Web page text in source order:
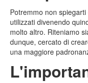
Potremmo non
utilizzati divenendo
molto altro. Riteniamo
dunque, cercato di
una maggiore